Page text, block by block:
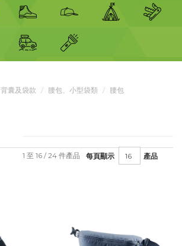
背囊及袋款 腰包、小型袋類 腰包
每頁顯示 產品
1 至 16 / 24 件產品